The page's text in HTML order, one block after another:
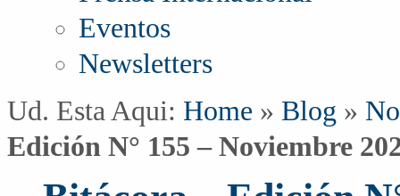
Eventos
Newsletters
Ud. Esta Aqui: Home » Blog »
Edición N° 155 – Noviembre